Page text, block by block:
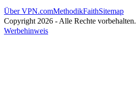
Über VPN.comMethodikFaithSitemap
Copyright 2026 - Alle Rechte vorbehalten.
Werbehinweis